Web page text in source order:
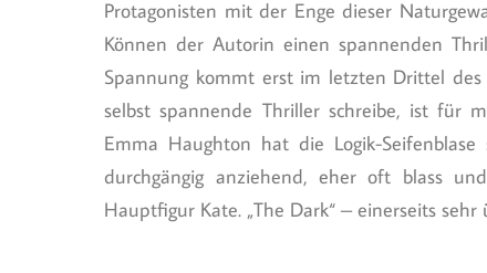
Protagonisten mit der Enge dieser
Können der Autorin einen spannenden
Spannung kommt erst im letzten Drittel
selbst spannende Thriller schreibe, ist für
Emma Haughton hat die Logik-
durchgängig anziehend, eher oft blass
Hauptfigur Kate. „The Dark“ – einerseits